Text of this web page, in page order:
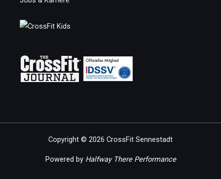
Copyright © 2026 CrossFit Sennestadt
Powered by Halfway There Performance